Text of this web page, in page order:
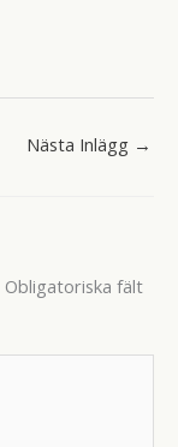
Nästa Inlägg →
Obligatoriska fält